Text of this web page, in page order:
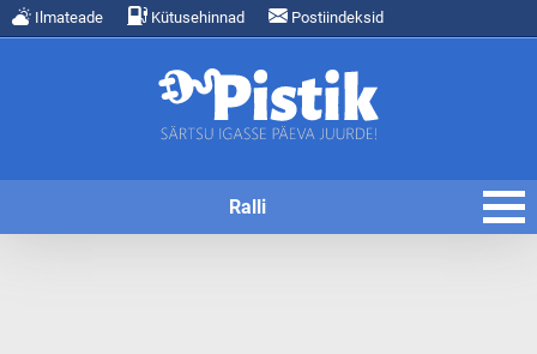
Ilmateade Kütusehinnad Postiindeksid
Ralli